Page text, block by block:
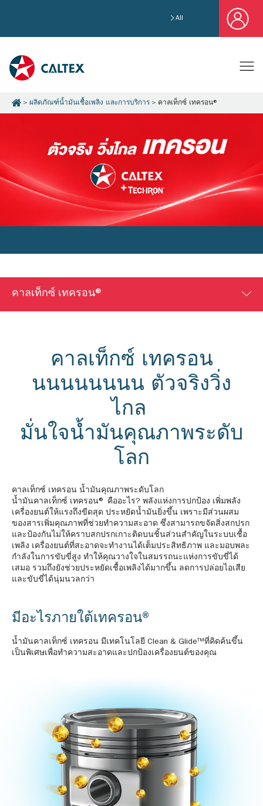
All
ผลิตภัณฑ์น้ำมันเชื้อเพลิง และการบริการ คาลเท็กซ์ เทครอน®
คาลเท็กซ์ เทครอน®
คาลเท็กซ์ เทครอน
นนนนนนนน ตัวจริงวิ่ง
ไกล
มั่นใจน้ำมันคุณภาพระดับ
โลก
คาลเท็กซ์ เทครอน น้ำมันคุณภาพระดับโลก
น้ำมันคาลเท็กซ์ เทครอน® คืออะไร? พลังแห่งการปกป้อง เพิ่มพลัง
เครื่องยนต์ให้แรงถึงขีดสุด ประหยัดน้ำมันยิ่งขึ้น เพราะมีส่วนผสม
ของสารเพิ่มคุณภาพที่ช่วยทำความสะอาด ซึ่งสามารถขจัดสิ่งสกปรก
และป้องกันไม่ให้คราบสกปรกเกาะติดบนชิ้นส่วนสำคัญในระบบเชื้อ
เพลิง เครื่องยนต์ที่สะอาดจะทำงานได้เต็มประสิทธิภาพ และมอบพละ
กำลังในการขับขี่สูง ทำให้คุณวางใจในสมรรถนะแห่งการขับขี่ได้
เสมอ รวมถึงยังช่วยประหยัดเชื้อเพลิงได้มากขึ้น ลดการปล่อยไอเสีย
และขับขี่ได้นุ่มนวลกว่า
มีอะไรภายใต้เทครอน®
น้ำมันคาลเท็กซ์ เทครอน มีเทคโนโลยี Clean & Glide™ที่คิดค้นขึ้น
เป็นพิเศษเพื่อทำความสะอาดและปกป้องเครื่องยนต์ของคุณ